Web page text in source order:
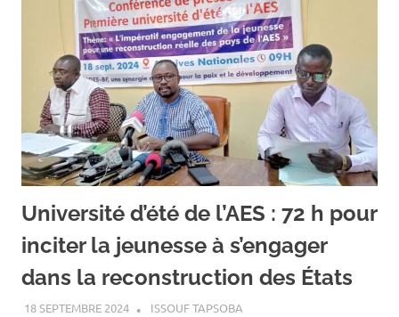
Université d’été de l’AES : 72 h pour
inciter la jeunesse à s’engager
dans la reconstruction des États
18 SEPTEMBRE 2024 ISSOUF TAPSOBA